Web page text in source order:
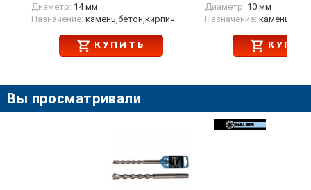
Диаметр: 14 мм
Назначение: камень,бетон,кирпич
КУПИТЬ
Диаметр: 10 мм
Назначение:
Вы просматривали